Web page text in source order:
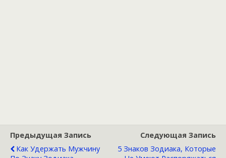
Предыдущая Запись
Как Удержать Мужчину
Следующая Запись
5 Знаков Зодиака, Которые